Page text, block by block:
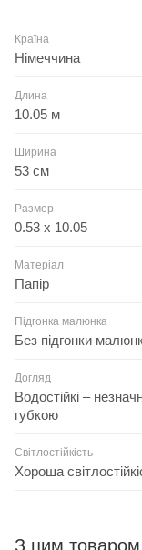
Країна
Німеччина
Длина
10.05 м
Ширина
53 см
Размер
0.53 x 10.05
Матеріал
Папір
Підгонка малюнка
Без підгонки
Догляд
Водостійкі –
губкою
Світлостійкість
Хороша
З цим